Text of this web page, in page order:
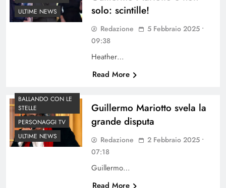
ULTIME NEWS
solo: scintille!
Redazione
5 Febbraio 2025 •
09:38
Heather…
Read More
BALLANDO CON LE
STELLE
PERSONAGGI TV
ULTIME NEWS
Guillermo Mariotto svela la
grande disputa
Redazione
2 Febbraio 2025 •
07:18
Guillermo…
Read More